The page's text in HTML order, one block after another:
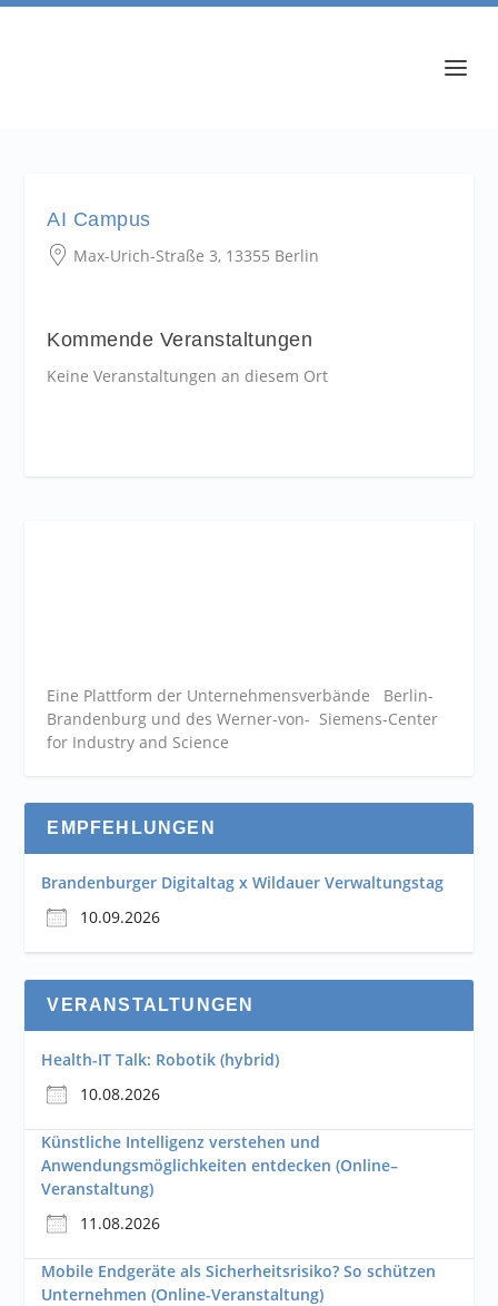
AI Campus
Max-Urich-Straße 3, 13355 Berlin
Kommende Veranstaltungen
Keine Veranstaltungen an diesem Ort
Eine Plattform der Unternehmensverbände Berlin-
Brandenburg und des Werner-von- Siemens-Center
for Industry and Science
EMPFEHLUNGEN
Brandenburger Digitaltag x Wildauer Verwaltungstag
10.09.2026
VERANSTALTUNGEN
Health-IT Talk: Robotik (hybrid)
10.08.2026
Künstliche Intelligenz verstehen und
Anwendungsmöglichkeiten entdecken (Online–
Veranstaltung)
11.08.2026
Mobile Endgeräte als Sicherheitsrisiko? So schützen
Unternehmen (Online-Veranstaltung)